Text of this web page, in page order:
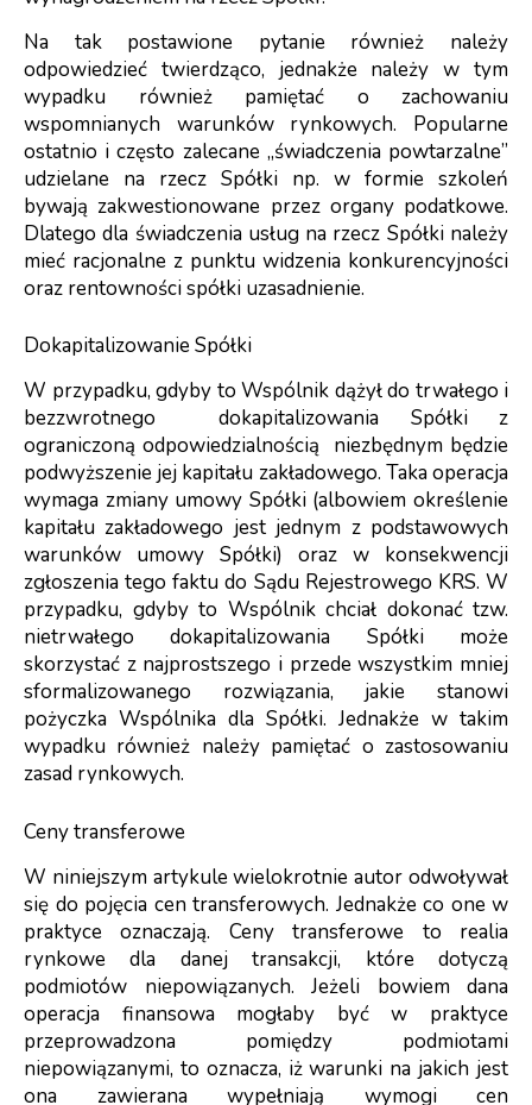
Na tak postawione pytanie również należy
odpowiedzieć twierdząco, jednakże należy w tym
wypadku również pamiętać o zachowaniu
wspomnianych warunków rynkowych. Popularne
ostatnio i często zalecane „świadczenia powtarzalne”
udzielane na rzecz Spółki np. w formie szkoleń
bywają zakwestionowane przez organy podatkowe.
Dlatego dla świadczenia usług na rzecz Spółki należy
mieć racjonalne z punktu widzenia konkurencyjności
oraz rentowności spółki uzasadnienie.
Dokapitalizowanie Spółki
W przypadku, gdyby to Wspólnik dążył do trwałego i
bezzwrotnego dokapitalizowania Spółki z
ograniczoną odpowiedzialnością niezbędnym będzie
podwyższenie jej kapitału zakładowego. Taka operacja
wymaga zmiany umowy Spółki (albowiem określenie
kapitału zakładowego jest jednym z podstawowych
warunków umowy Spółki) oraz w konsekwencji
zgłoszenia tego faktu do Sądu Rejestrowego KRS. W
przypadku, gdyby to Wspólnik chciał dokonać tzw.
nietrwałego dokapitalizowania Spółki może
skorzystać z najprostszego i przede wszystkim mniej
sformalizowanego rozwiązania, jakie stanowi
pożyczka Wspólnika dla Spółki. Jednakże w takim
wypadku również należy pamiętać o zastosowaniu
zasad rynkowych.
Ceny transferowe
W niniejszym artykule wielokrotnie autor odwoływał
się do pojęcia cen transferowych. Jednakże co one w
praktyce oznaczają. Ceny transferowe to realia
rynkowe dla danej transakcji, które dotyczą
podmiotów niepowiązanych. Jeżeli bowiem dana
operacja finansowa mogłaby być w praktyce
przeprowadzona pomiędzy podmiotami
niepowiązanymi, to oznacza, iż warunki na jakich jest
ona zawierana wypełniają wymogi cen